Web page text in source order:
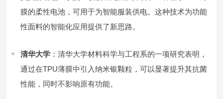
膜的柔性电池，可用于为智能服装供电。这种技术为功能
性面料的智能化应用提供了新思路。
清华大学 ：清华大学材料科学与工程系的一项研究表明，
通过在TPU薄膜中引入纳米银颗粒，可以显著提升其抗菌
性能，同时不影响原有功能。